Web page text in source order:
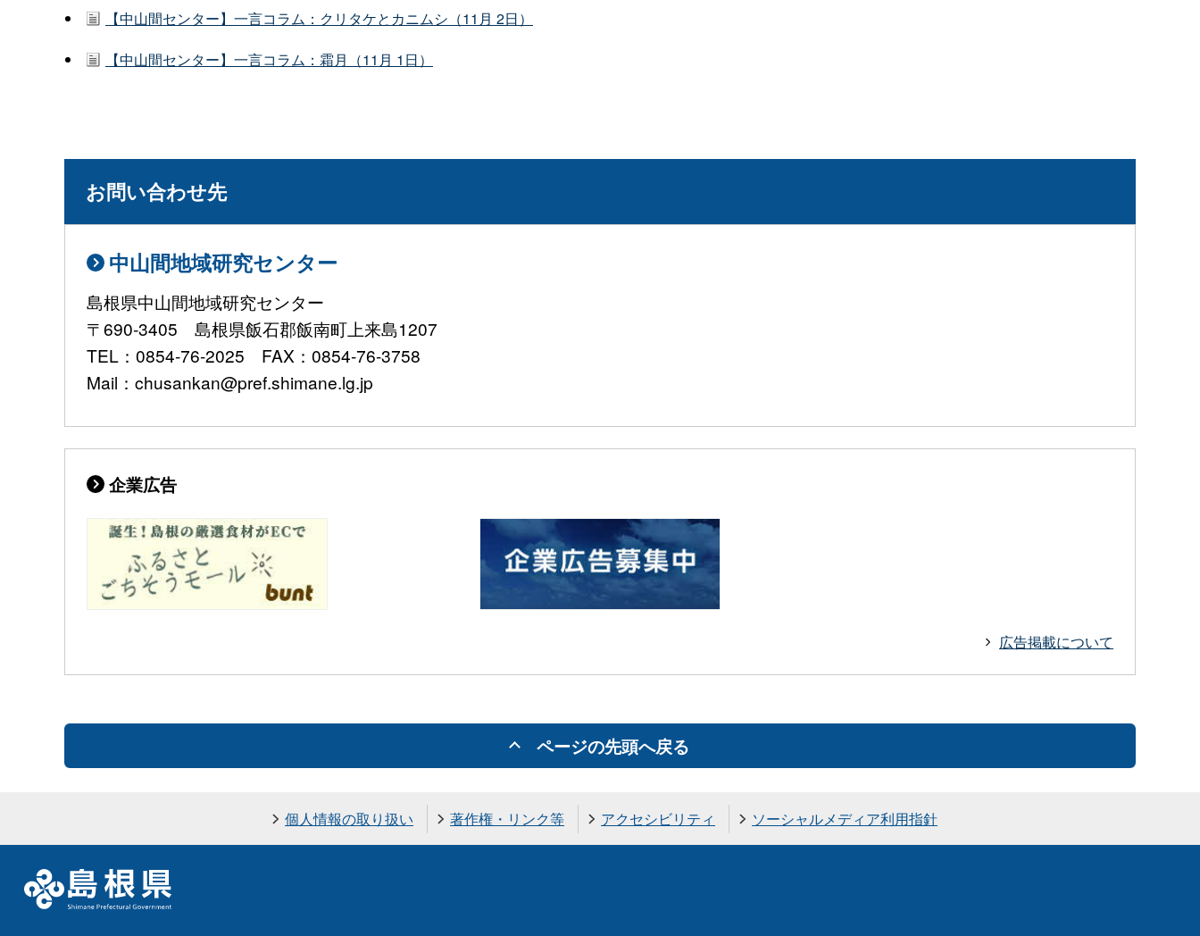
【中山間センター】一言コラム：クリタケとカニムシ（11月 2日）
【中山間センター】一言コラム：霜月（11月 1日）
お問い合わせ先
中山間地域研究センター
島根県中山間地域研究センター
〒690-3405 島根県飯石郡飯南町上来島1207
TEL：0854-76-2025 FAX：0854-76-3758
Mail：chusankan@pref.shimane.lg.jp
企業広告
広告掲載について
ページの先頭へ戻る
個人情報の取り扱い 著作権・リンク等 アクセシビリティ ソーシャルメディア利用指針